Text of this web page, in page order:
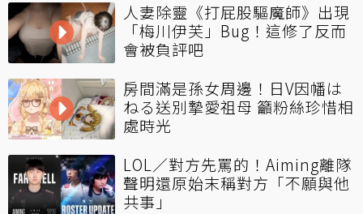
人妻除靈《打屁股驅魔師》出現
「梅川伊芙」Bug！這修了反而
會被負評吧
房間滿是孫女周邊！日V因幡は
ねる送別摯愛祖母 籲粉絲珍惜相
處時光
LOL／對方先罵的！Aiming離隊
聲明還原始末稱對方「不願與他
共事」